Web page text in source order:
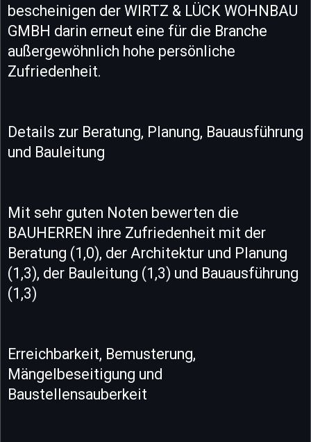
bescheinigen der WIRTZ & LÜCK WOHNBAU
GMBH darin erneut eine für die Branche
außergewöhnlich hohe persönliche
Zufriedenheit.
Details zur Beratung, Planung, Bauausführung
und Bauleitung
Mit sehr guten Noten bewerten die
BAUHERREN ihre Zufriedenheit mit der
Beratung (1,0), der Architektur und Planung
(1,3), der Bauleitung (1,3) und Bauausführung
(1,3)
Erreichbarkeit, Bemusterung,
Mängelbeseitigung und
Baustellensauberkeit